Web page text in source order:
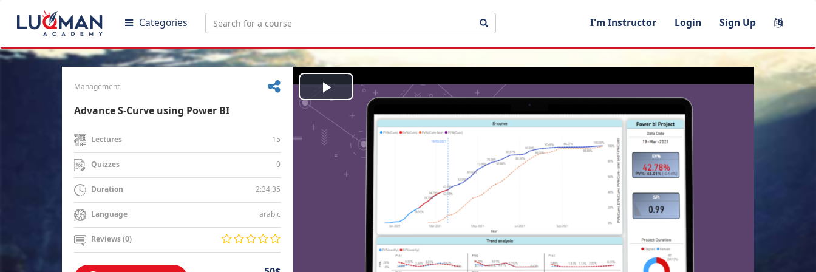
Categories I'm Instructor Login Sign Up
Management
Advance S-Curve using Power BI
Lectures 15
Quizzes 0
Duration 2:34:35
Language arabic
Reviews (0)
Play
Video